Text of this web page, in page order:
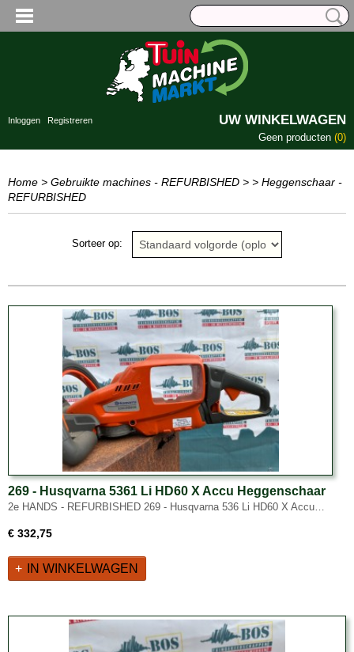
Inloggen Registreren UW WINKELWAGEN
Geen producten (0)
Home > Gebruikte machines - REFURBISHED > > Heggenschaar -
REFURBISHED
Sorteer op:
269 - Husqvarna 5361 Li HD60 X Accu Heggenschaar
- 2e HANDS - REFURBISHED
2e HANDS - REFURBISHED 269 - Husqvarna 536 Li HD60 X Accu…
€ 332,75
IN WINKELWAGEN